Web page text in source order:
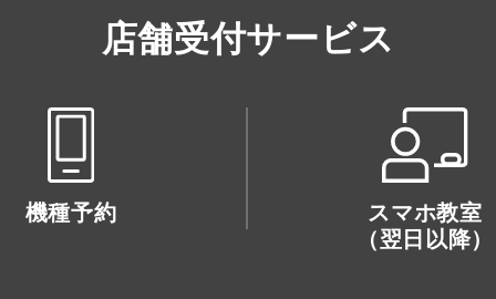
店舗受付サービス
機種予約
スマホ教室
（翌日以降）